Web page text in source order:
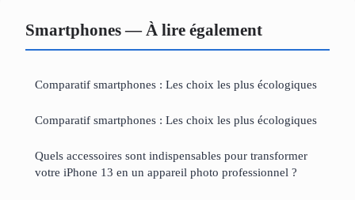
Smartphones — À lire également
Comparatif smartphones : Les choix les plus écologiques
Comparatif smartphones : Les choix les plus écologiques
Quels accessoires sont indispensables pour transformer
votre iPhone 13 en un appareil photo professionnel ?